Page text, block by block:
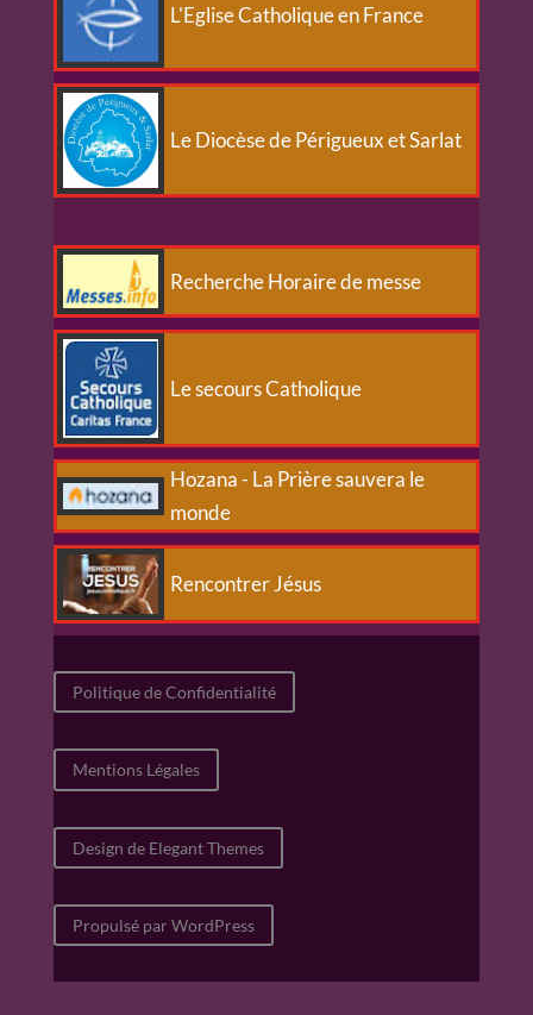
L'Eglise Catholique en France
Le Diocèse de Périgueux et Sarlat
Recherche Horaire de messe
Le secours Catholique
Hozana - La Prière sauvera le
monde
Rencontrer Jésus
Politique de Confidentialité
Mentions Légales
Design de Elegant Themes
Propulsé par WordPress